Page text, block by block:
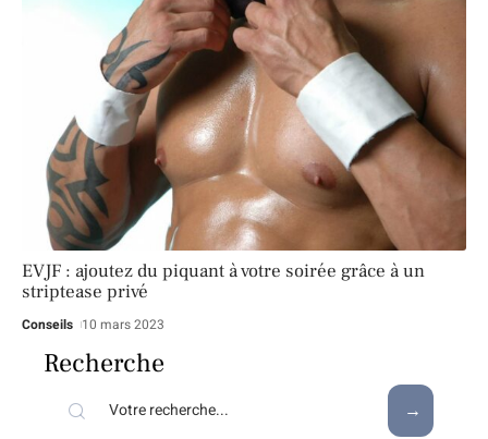
EVJF : ajoutez du piquant à votre soirée grâce à un
striptease privé
Conseils 10 mars 2023
Recherche